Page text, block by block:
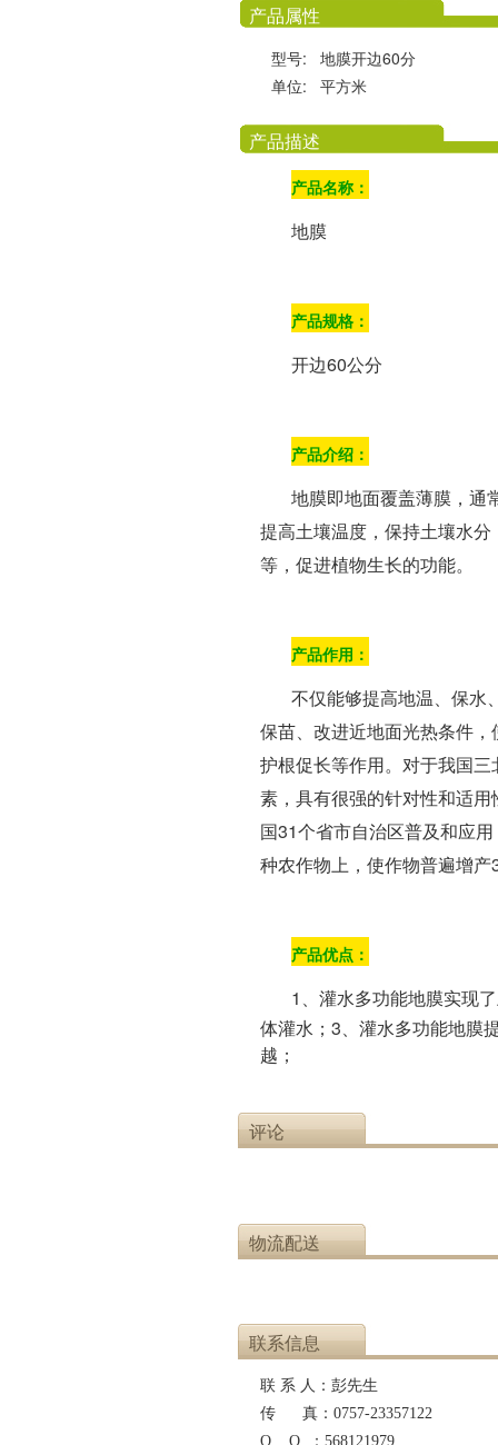
产品属性
型号:
地膜开边60分
单位:
平方米
产品描述
产品名称：
地膜
产品规格：
开边60公分
产品介绍：
地膜即地面覆盖薄膜，通
提高土壤温度，保持土壤水
等，促进植物生长的功能。
产品作用：
不仅能够提高地温、保水
保苗、改进近地面光热条件
护根促长等作用。对于我国
素，具有很强的针对性和适
国31个省市自治区普及和应
种农作物上，使作物普遍增
产品优点：
1、灌水多功能地膜实现
体灌水； 3、灌水多功能地膜
越 ；
评论
物流配送
联系信息
联 系 人： 彭先生
传 真： 0757-23357122
Q Q ： 568121979